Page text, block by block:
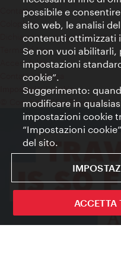
Contatti
Colophon
Dichiarazione sulla protezione
Terms of Use
Accessibilità
Contatto stampa
Impostazioni cookie
© Copyright WienTourismus
possibile e
sito web, le analisi
contenuti ottimizzati
Se non vuoi
impostazioni
cookie”.
Suggerimento:
modificare in
impostazioni cookie
“Impostazioni
del sito.